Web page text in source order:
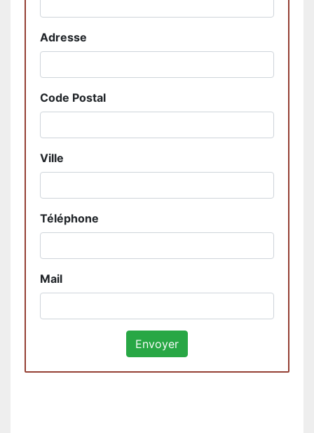
Adresse
Code Postal
Ville
Téléphone
Mail